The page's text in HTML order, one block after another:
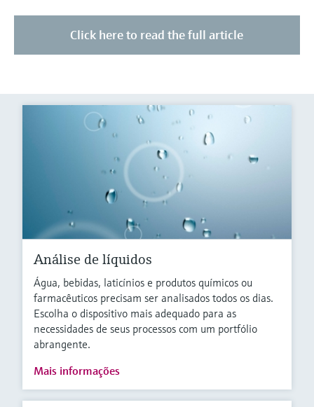
Click here to read the full article
Análise de líquidos
Água, bebidas, laticínios e produtos químicos ou
farmacêuticos precisam ser analisados todos os dias.
Escolha o dispositivo mais adequado para as
necessidades de seus processos com um portfólio
abrangente.
Mais informações